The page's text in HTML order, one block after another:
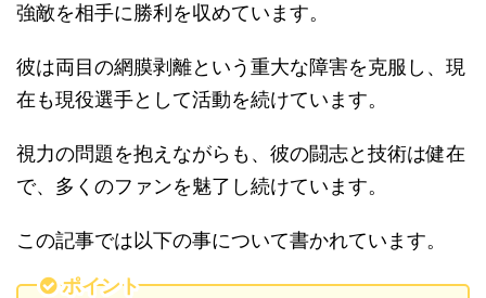
強敵を相手に勝利を収めています。
彼は両目の網膜剥離という重大な障害を克服し、現
在も現役選手として活動を続けています。
視力の問題を抱えながらも、彼の闘志と技術は健在
で、多くのファンを魅了し続けています。
この記事では以下の事について書かれています。
ポイント